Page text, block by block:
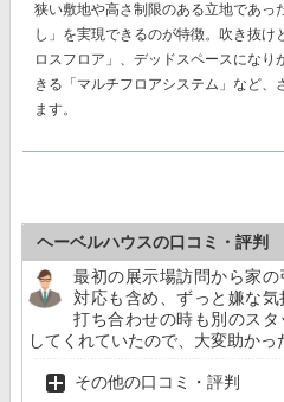
狭い敷地や高さ制限のある立地であっ
し」を実現できるのが特徴。吹き抜け
ロスフロア」、 デッドスペースになり
きる 「マルチフロアシステム」 など、
ます。
ヘーベルハウスの口コミ・評判
最初の展示場訪問から家
対応も含め、ずっと嫌な気
打ち合わせの時も別のス
してくれていたので、大変助かっ
その他の口コミ・評判